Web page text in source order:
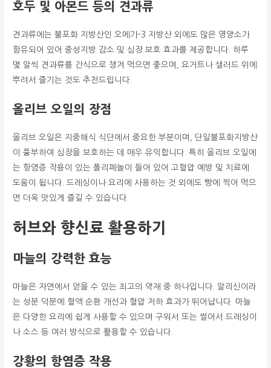
호두 및 아몬드 등의 견과류
견과류에는 불포화 지방산인 오메가-3 지방산 외에도 많은 영양소가
함유되어 있어 중성지방 감소 및 심장 보호 효과를 제공합니다. 하루
몇 알씩 견과류를 간식으로 챙겨 먹으면 좋으며, 요거트나 샐러드 위에
뿌려서 즐기는 것도 추천드립니다.
올리브 오일의 장점
올리브 오일은 지중해식 식단에서 중요한 부분이며, 단일불포화지방산
이 풍부하여 심장을 보호하는 데 매우 유익합니다. 특히 올리브 오일에
는 항염증 작용이 있는 폴리페놀이 들어 있어 고혈압 예방 및 치료에
도움이 됩니다. 드레싱이나 요리에 사용하는 것 외에도 빵에 찍어 먹으
면 더욱 맛있게 즐길 수 있습니다.
허브와 향신료 활용하기
마늘의 강력한 효능
마늘은 자연에서 얻을 수 있는 최고의 약재 중 하나입니다. 알리신이라
는 성분 덕분에 혈액 순환 개선과 혈압 저하 효과가 뛰어납니다. 마늘
은 다양한 요리에 쉽게 사용할 수 있으며 구워서 또는 썰어서 드레싱이
나 소스 등 여러 방식으로 활용할 수 있습니다.
강황의 항염증 작용